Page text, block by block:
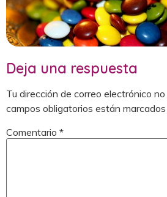
Deja una respuesta
Tu dirección de correo electrónico
campos obligatorios están
Comentario *